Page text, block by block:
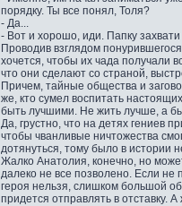
порядку. Ты все понял, Толя?
- Да...
- Вот и хорошо, иди. Папку
Проводив взглядом
хочется, чтобы их чада получали
что они сделают со страной,
Причем, тайные общества и
же, кто сумел воспитать
быть лучшими. Не жить лучше, а
Да, грустно, что на детях гениев
чтобы чванливые ничтожества
дотянуться, тому было в истории
Жалко Анатолия, конечно, но
далеко не все позволено. Если не
героя нельзя, слишком большой
придется отправлять в отставку.